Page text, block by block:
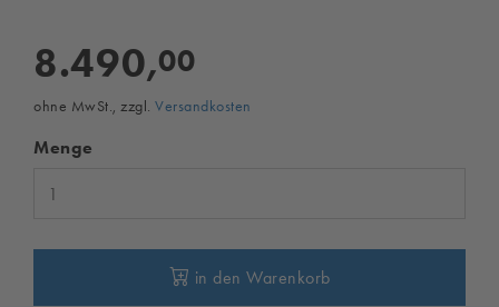
8.490,00
ohne MwSt., zzgl. Versandkosten
Menge
in den Warenkorb